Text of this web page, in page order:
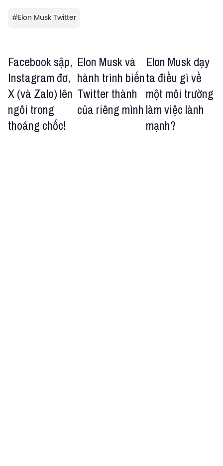
#Elon Musk Twitter
Facebook sập,
Instagram đơ,
X (và Zalo) lên
ngôi trong
thoáng chốc!
Elon Musk và
hành trình biến
Twitter thành
của riêng mình
Elon Musk dạy
ta điều gì về
một môi trường
làm việc lành
mạnh?